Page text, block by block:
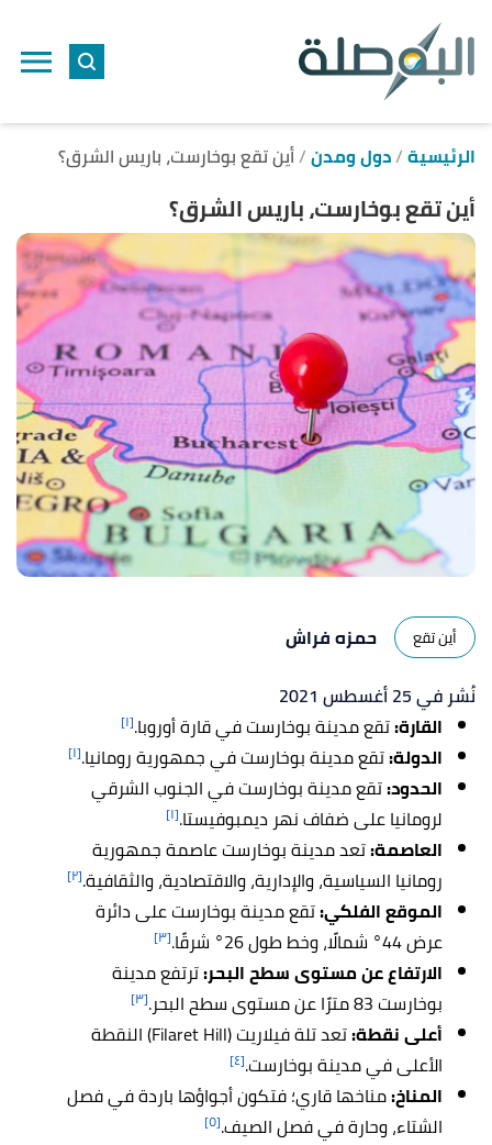
الرئيسية دول ومدن أين تقع بوخارست، باريس الشرق؟
أين تقع بوخارست، باريس الشرق؟
أين تقع
حمزه فراش
نُشر في 25 أغسطس 2021
القارة:تقع مدينة بوخارست في قارة أوروبا.[١]
الدولة:تقع مدينة بوخارست في جمهورية رومانيا.[١]
الحدود:تقع مدينة بوخارست في الجنوب الشرقي
لرومانيا على ضفاف نهر ديمبوفيستا.[١]
العاصمة:تعد مدينة بوخارست عاصمة جمهورية
رومانيا السياسية، والإدارية، والاقتصادية، والثقافية.[٢]
الموقع الفلكي:تقع مدينة بوخارست على دائرة
عرض44° شمالًا، وخط طول 26° شرقًا.[٣]
الارتفاع عن مستوى سطح البحر:ترتفع مدينة
بوخارست 83 مترًا عن مستوى سطح البحر.
[٣]
أعلى نقطة:
تعد تلة فيلاريت (Filaret Hill) النقطة
الأعلى في مدينة بوخارست.[٤]
المناخ:مناخها قاري؛ فتكون أجواؤها باردة في فصل
الشتاء، وحارة في فصل الصيف.[٥]